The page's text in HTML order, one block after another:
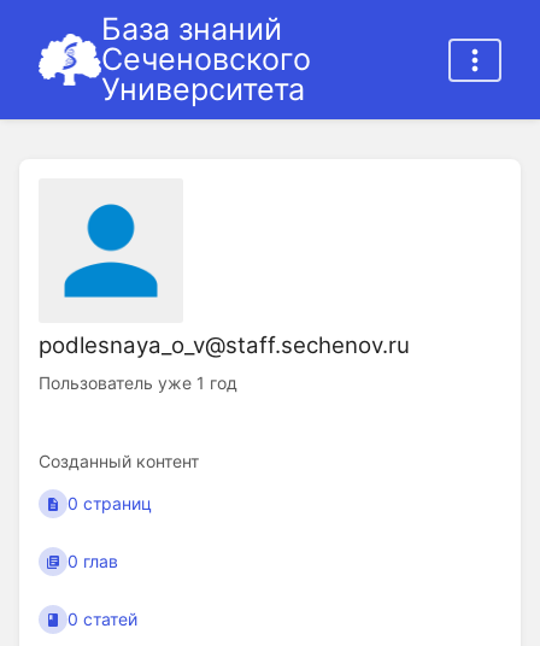
База знаний
Сеченовского
Университета
podlesnaya_o_v@staff.sechenov.ru
Пользователь уже 1 год
Созданный контент
0 страниц
0 глав
0 статей